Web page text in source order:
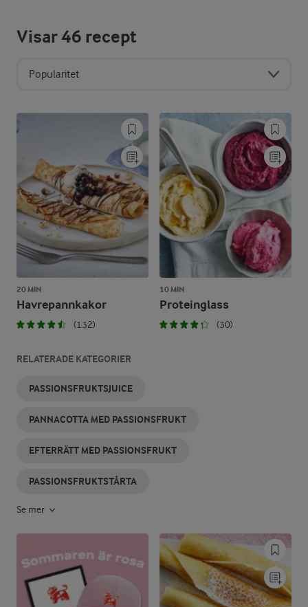
Visar46 recept
Popularitet
20 MIN
Havrepannkakor
(132)
10 MIN
Proteinglass
(30)
RELATERADE KATEGORIER
PASSIONSFRUKTSJUICE
PANNACOTTA MED PASSIONSFRUKT
EFTERRÄTT MED PASSIONSFRUKT
PASSIONSFRUKTSTÅRTA
Se mer